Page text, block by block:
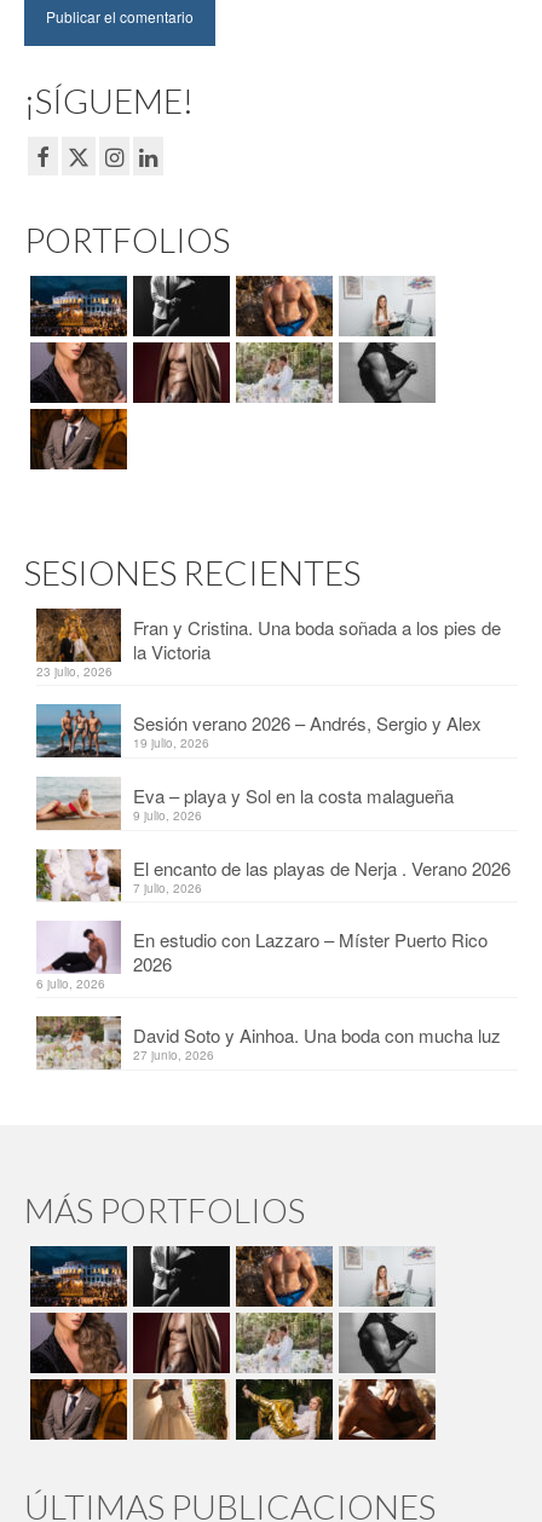
¡SÍGUEME!
PORTFOLIOS
SESIONES RECIENTES
Fran y Cristina. Una boda soñada a los pies de
la Victoria
23 julio, 2026
Sesión verano 2026 – Andrés, Sergio y Alex
19 julio, 2026
Eva – playa y Sol en la costa malagueña
9 julio, 2026
El encanto de las playas de Nerja . Verano 2026
7 julio, 2026
En estudio con Lazzaro – Míster Puerto Rico
2026
6 julio, 2026
David Soto y Ainhoa. Una boda con mucha luz
27 junio, 2026
MÁS PORTFOLIOS
ÚLTIMAS PUBLICACIONES